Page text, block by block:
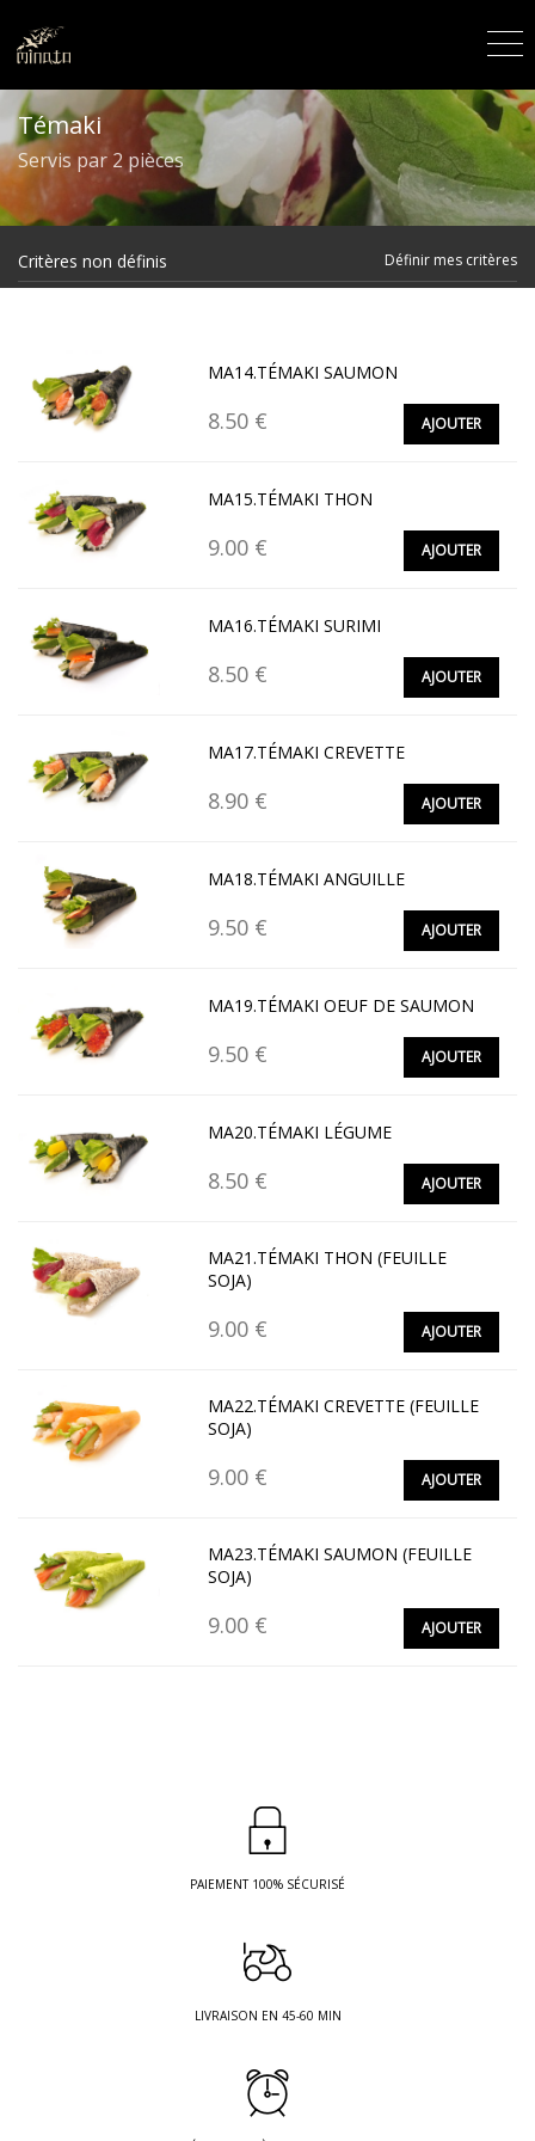
Témaki
Servis par 2 pièces
Critères non définis Définir mes critères
MA14.TÉMAKI SAUMON
8.50 € AJOUTER
MA15.TÉMAKI THON
9.00 € AJOUTER
MA16.TÉMAKI SURIMI
8.50 € AJOUTER
MA17.TÉMAKI CREVETTE
8.90 € AJOUTER
MA18.TÉMAKI ANGUILLE
9.50 € AJOUTER
MA19.TÉMAKI OEUF DE SAUMON
9.50 € AJOUTER
MA20.TÉMAKI LÉGUME
8.50 € AJOUTER
MA21.TÉMAKI THON (FEUILLE
SOJA)
9.00 € AJOUTER
MA22.TÉMAKI CREVETTE (FEUILLE
SOJA)
9.00 € AJOUTER
MA23.TÉMAKI SAUMON (FEUILLE
SOJA)
9.00 € AJOUTER
PAIEMENT 100% SÉCURISÉ
LIVRAISON EN 45-60 MIN